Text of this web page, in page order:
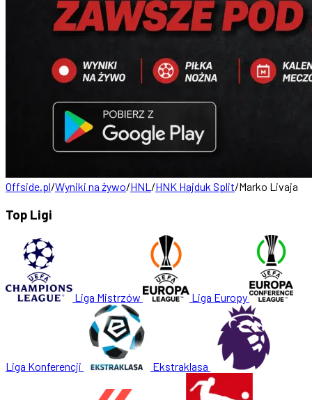
Offside.pl/Wyniki na żywo/HNL /HNK Hajduk Split/Marko Livaja
Top Ligi
Liga Mistrzów Liga Europy
Liga Konferencji Ekstraklasa